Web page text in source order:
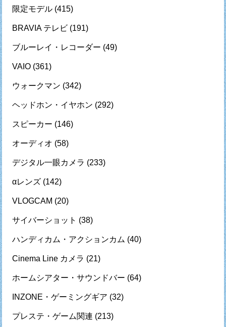
限定モデル (415)
BRAVIA テレビ (191)
ブルーレイ・レコーダー (49)
VAIO (361)
ウォークマン (342)
ヘッドホン・イヤホン (292)
スピーカー (146)
オーディオ (58)
デジタル一眼カメラ (233)
αレンズ (142)
VLOGCAM (20)
サイバーショット (38)
ハンディカム・アクションカム (40)
Cinema Line カメラ (21)
ホームシアター・サウンドバー (64)
INZONE・ゲーミングギア (32)
プレステ・ゲーム関連 (213)